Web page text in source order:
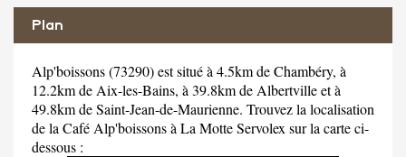
Plan
Alp'boissons (73290) est situé à 4.5km de Chambéry, à
12.2km de Aix-les-Bains, à 39.8km de Albertville et à
49.8km de Saint-Jean-de-Maurienne. Trouvez la localisation
de la Café Alp'boissons à La Motte Servolex sur la carte ci-
dessous :